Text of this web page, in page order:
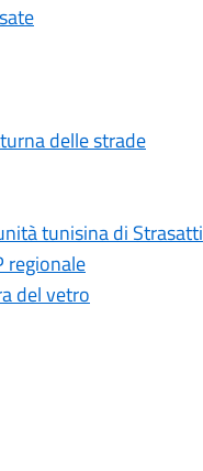
delle strade
tunisina di Strasatti
regionale
del vetro